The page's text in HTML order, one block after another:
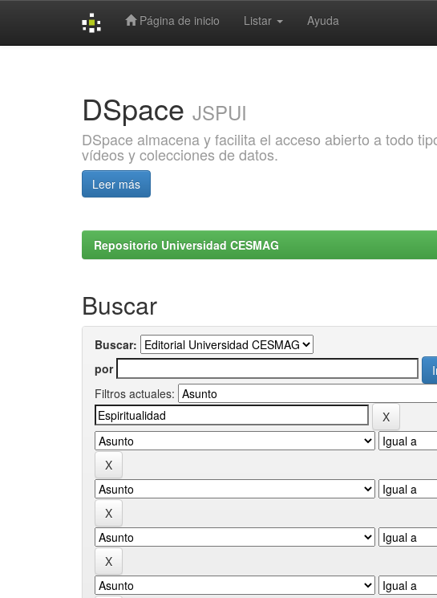
Página de inicio Listar Ayuda
DSpace JSPUI
DSpace almacena y facilita el acceso abierto a todo
vídeos y colecciones de datos.
Leer más
Repositorio Universidad CESMAG
Buscar
Buscar:
por
Filtros actuales: